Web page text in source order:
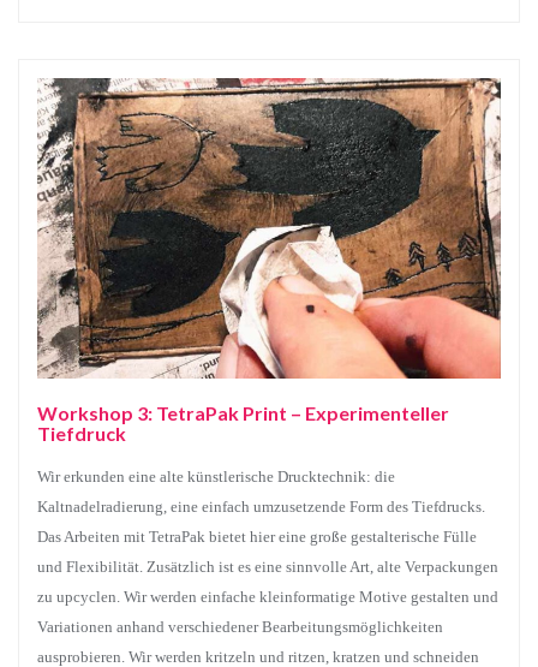
Workshop 3: TetraPak Print – Experimenteller
Tiefdruck
Wir erkunden eine alte künstlerische Drucktechnik: die
Kaltnadelradierung, eine einfach umzusetzende Form des Tiefdrucks.
Das Arbeiten mit TetraPak bietet hier eine große gestalterische Fülle
und Flexibilität. Zusätzlich ist es eine sinnvolle Art, alte Verpackungen
zu upcyclen. Wir werden einfache kleinformatige Motive gestalten und
Variationen anhand verschiedener Bearbeitungsmöglichkeiten
ausprobieren. Wir werden kritzeln und ritzen, kratzen und schneiden